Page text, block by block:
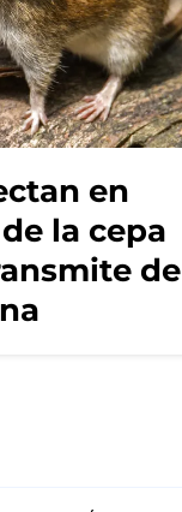
en
la cepa
de